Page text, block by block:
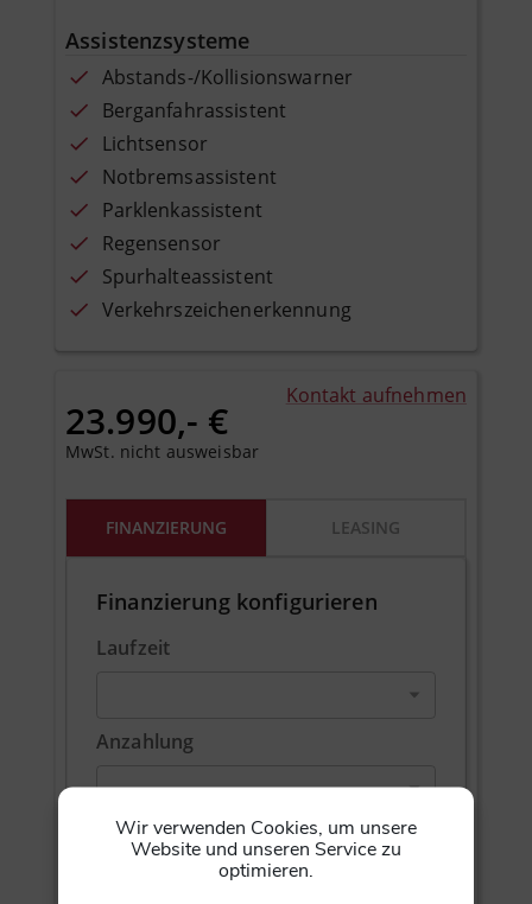
Wir verwenden Cookies, um unsere
Website und unseren Service zu
optimieren.
Assistenzsysteme
Abstands-/Kollisionswarner
Berganfahrassistent
Lichtsensor
Notbremsassistent
Parklenkassistent
Regensensor
Spurhalteassistent
Verkehrszeichenerkennung
23.990,- €
MwSt. nicht ausweisbar
Kontakt aufnehmen
FINANZIERUNG LEASING
Finanzierung konfigurieren
Laufzeit
Anzahlung
Finanzierungsübersicht (Details)